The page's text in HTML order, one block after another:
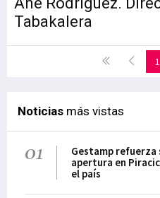
Tabakalera
1
Noticias más vistas
01
Gestamp refuerza
apertura en
el país